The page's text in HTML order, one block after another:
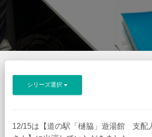
シリーズ選択
12/15は【道の駅「樋脇」遊湯館 支